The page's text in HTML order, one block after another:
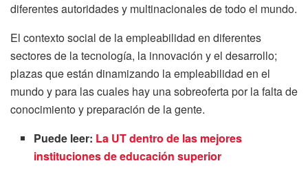
diferentes autoridades y multinacionales de todo el mundo.
El contexto social de la empleabilidad en diferentes
sectores de la tecnología, la innovación y el desarrollo;
plazas que están dinamizando la empleabilidad en el
mundo y para las cuales hay una sobreoferta por la falta de
conocimiento y preparación de la gente.
Puede leer: La UT dentro de las mejores
instituciones de educación superior